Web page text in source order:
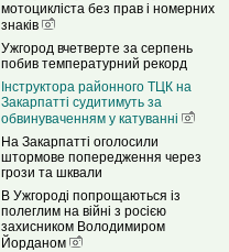
мотоцикліста без прав і номерних
знаків
Ужгород вчетверте за серпень
побив температурний рекорд
Інструктора районного ТЦК на
Закарпатті судитимуть за
обвинуваченням у катуванні
На Закарпатті оголосили
штормове попередження через
грози та шквали
В Ужгороді попрощаються із
полеглим на війні з росією
захисником Володимиром
Йорданом